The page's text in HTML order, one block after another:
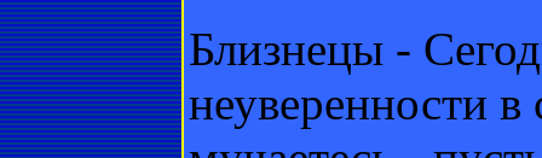
Близнецы -
неуверенности